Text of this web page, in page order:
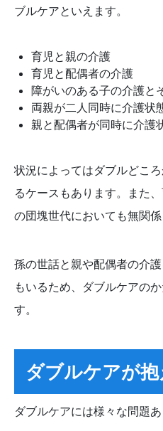
ブルケアといえます。
育児と親の介護
育児と配偶者の介護
障がいのある子の介護と
両親が二人同時に介護状
親と配偶者が同時に介護
状況によってはダブルどこ
るケースもあります。また
の団塊世代においても無関係
孫の世話と親や配偶者の介
もいるため、ダブルケアの
す。
ダブルケアが
ダブルケアには様々な問題あ